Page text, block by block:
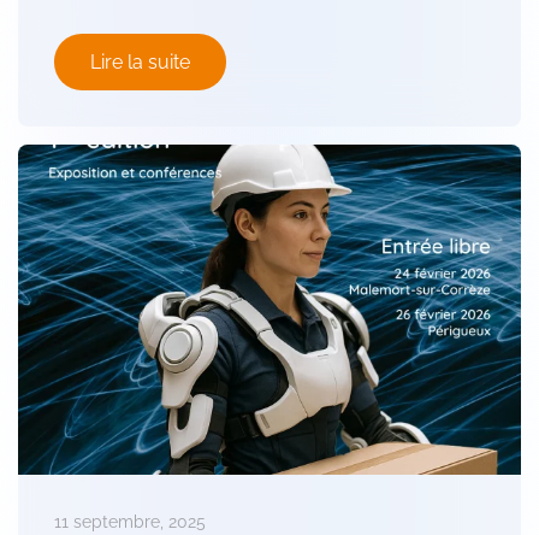
Lire la suite
11 septembre, 2025